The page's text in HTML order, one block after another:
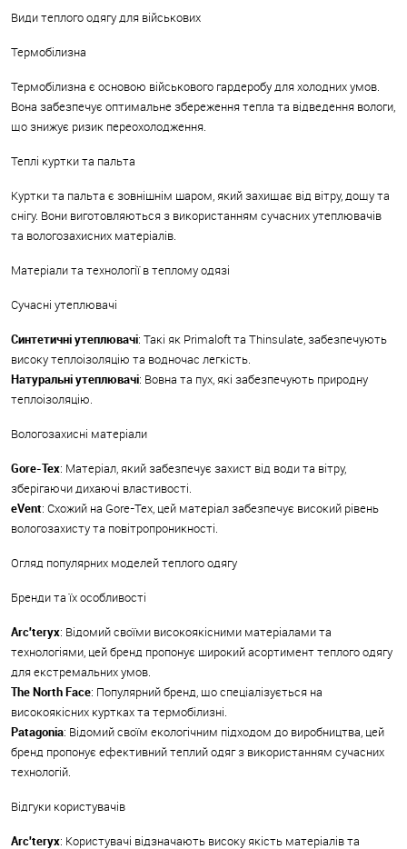
Види теплого одягу для військових
Термобілизна
Термобілизна є основою військового гардеробу для холодних умов.
Вона забезпечує оптимальне збереження тепла та відведення вологи,
що знижує ризик переохолодження.
Теплі куртки та пальта
Куртки та пальта є зовнішнім шаром, який захищає від вітру, дощу та
снігу. Вони виготовляються з використанням сучасних утеплювачів
та вологозахисних матеріалів.
Матеріали та технології в теплому одязі
Сучасні утеплювачі
Синтетичні утеплювачі: Такі як Primaloft та Thinsulate, забезпечують
високу теплоізоляцію та водночас легкість.
Натуральні утеплювачі: Вовна та пух, які забезпечують природну
теплоізоляцію.
Вологозахисні матеріали
Gore-Tex: Матеріал, який забезпечує захист від води та вітру,
зберігаючи дихаючі властивості.
eVent: Схожий на Gore-Tex, цей матеріал забезпечує високий рівень
вологозахисту та повітропроникності.
Огляд популярних моделей теплого одягу
Бренди та їх особливості
Arc'teryx: Відомий своїми високоякісними матеріалами та
технологіями, цей бренд пропонує широкий асортимент теплого одягу
для екстремальних умов.
The North Face: Популярний бренд, що спеціалізується на
високоякісних куртках та термобілизні.
Patagonia: Відомий своїм екологічним підходом до виробництва, цей
бренд пропонує ефективний теплий одяг з використанням сучасних
технологій.
Відгуки користувачів
Arc'teryx: Користувачі відзначають високу якість матеріалів та